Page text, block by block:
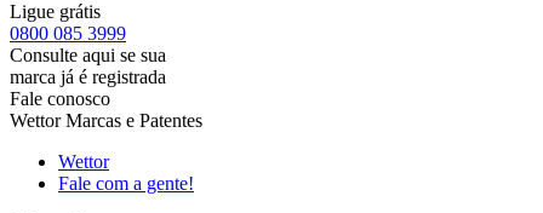
Ligue grátis
0800 085 3999
Consulte aqui se sua
marca já é registrada
Fale conosco
Wettor Marcas e Patentes
Wettor
Fale com a gente!